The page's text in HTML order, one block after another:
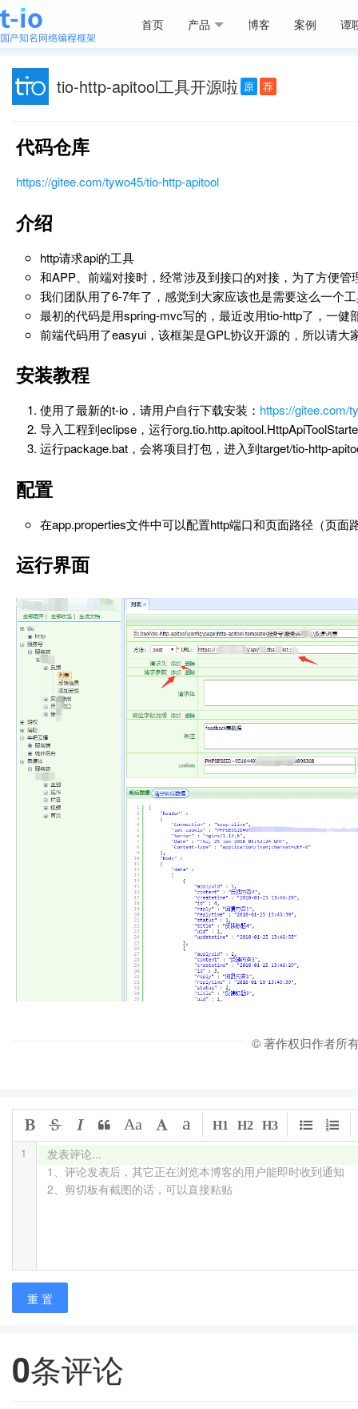
首页 产品 博客 案例 谭
tio-http-apitool工具开源啦 原 荐
代码仓库
https://gitee.com/tywo45/tio-http-apitool
介绍
http请求api的工具
和APP、前端对接时，经常涉及到接口的对接，为了方便管
我们团队用了6-7年了，感觉到大家应该也是需要这么一个
最初的代码是用spring-mvc写的，最近改用tio-http了，一健
前端代码用了easyui，该框架是GPL协议开源的，所以请大
安装教程
使用了最新的t-io，请用户自行下载安装： https://gitee.com/
导入工程到eclipse，运行
运行package.bat，会将项目打包，进入到target/tio-http-
配置
在app.properties文件中可以配置http端口和页面路径（页
运行界面
© 著作权归作者所
发表评论...
1、评论发表后，其它正在浏览本博客的用户能即时收到通知
2、剪切板有截图的话，可以直接粘贴
1
Aa a H1 H2 H3
重 置
0条评论